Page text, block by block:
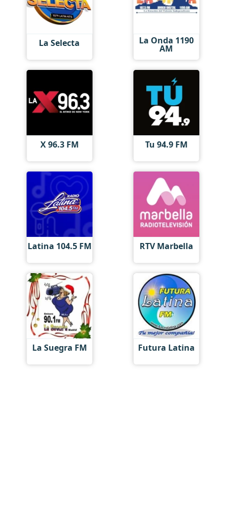
La Selecta La Onda 1190
AM
X 96.3 FM Tu 94.9 FM
Latina 104.5 FM RTV Marbella
La Suegra FM Futura Latina